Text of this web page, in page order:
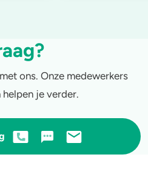
ons. Onze medewerkers
je verder.